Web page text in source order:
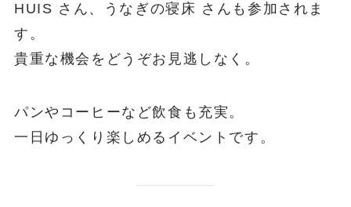
HUIS さん、うなぎの寝床 さんも参加されま
す。
貴重な機会をどうぞお見逃しなく。
パンやコーヒーなど飲食も充実。
一日ゆっくり楽しめるイベントです。